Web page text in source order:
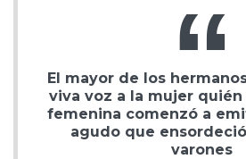
El mayor de los
viva voz a la mujer quién
femenina comenzó a